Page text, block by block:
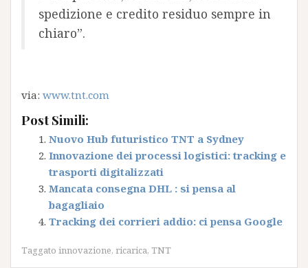
spedizione e credito residuo sempre in
chiaro”.
via: www.tnt.com
Post Simili:
Nuovo Hub futuristico TNT a Sydney
Innovazione dei processi logistici: tracking e
trasporti digitalizzati
Mancata consegna DHL : si pensa al
bagagliaio
Tracking dei corrieri addio: ci pensa Google
Taggato innovazione, ricarica, TNT